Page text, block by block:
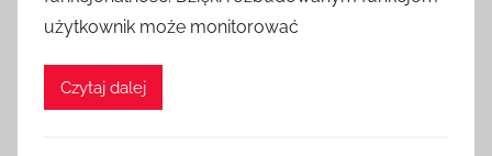
użytkownik może monitorować
Czytaj dalej